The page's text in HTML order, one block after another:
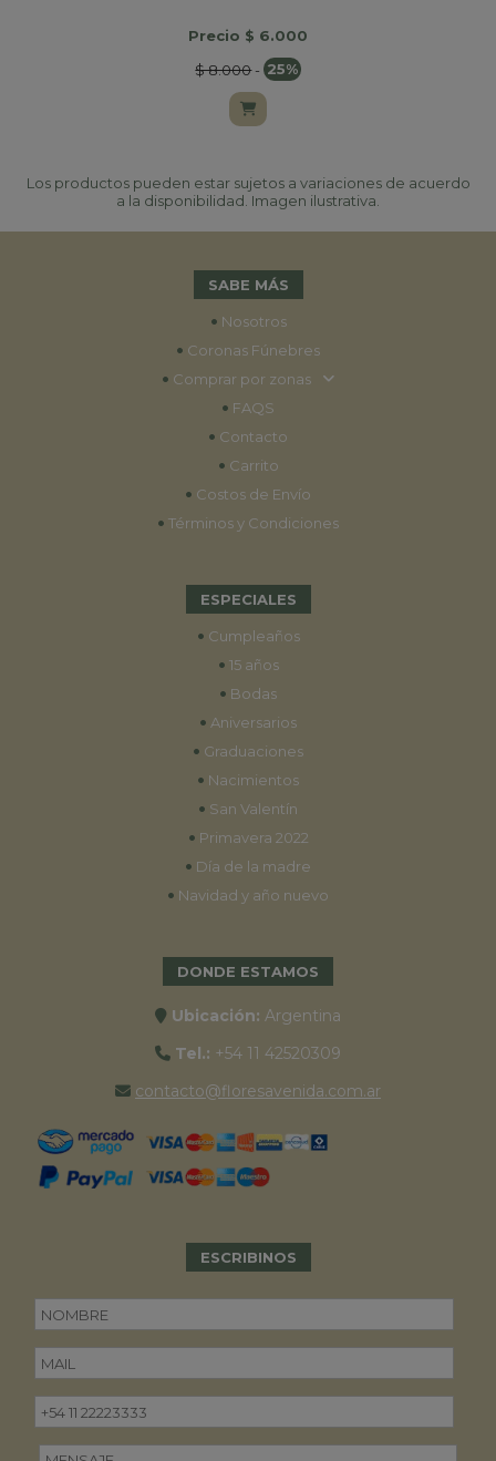
Precio $ 6.000
$ 8.000- 25%
Los productos pueden estar sujetos a variaciones de acuerdo
a la disponibilidad. Imagen ilustrativa.
SABE MÁS
• Nosotros
• Coronas Fúnebres
• Comprar por zonas
• FAQS
• Contacto
• Carrito
• Costos de Envío
• Términos y Condiciones
ESPECIALES
• Cumpleaños
• 15 años
• Bodas
• Aniversarios
• Graduaciones
• Nacimientos
• San Valentín
• Primavera 2022
• Día de la madre
• Navidad y año nuevo
DONDE ESTAMOS
Ubicación: Argentina
Tel.: +54 11 42520309
contacto@floresavenida.com.ar
ESCRIBINOS